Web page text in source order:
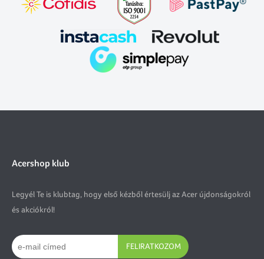
Acershop klub
Legyél Te is klubtag, hogy első kézből értesülj az Acer újdonságokról
és akciókról!
FELIRATKOZOM